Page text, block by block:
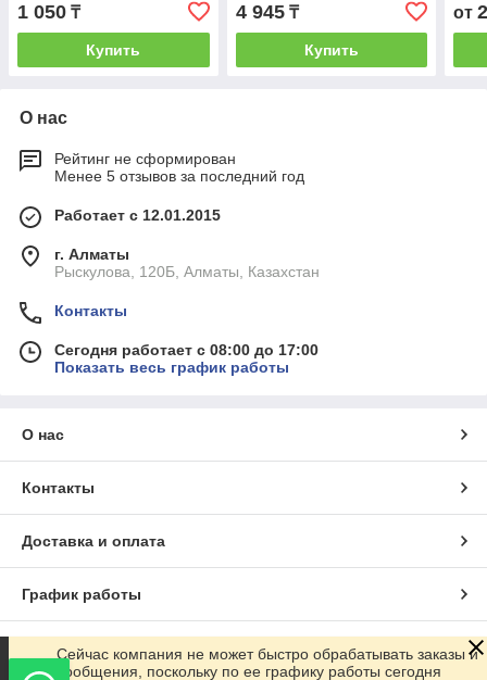
1 050 ₸
Купить
4 945₸
Купить
от
О нас
Рейтинг не сформирован
Менее 5 отзывов за последний год
Работает с 12.01.2015
г. Алматы
Рыскулова, 120Б, Алматы, Казахстан
Контакты
Сегодня работает с 08:00 до 17:00
Показать весь график работы
О нас
Контакты
Доставка и оплата
График работы
Полная версия сайта
Сейчас компания не может быстро обрабатывать заказы и
сообщения, поскольку по ее графику работы сегодня